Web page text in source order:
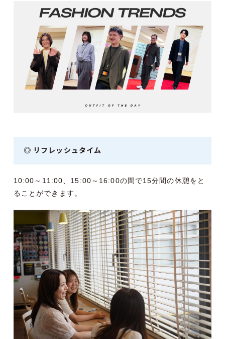
◎ リフレッシュタイム
10:00～11:00、15:00～16:00の間で15分間の休憩をと
ることができます。